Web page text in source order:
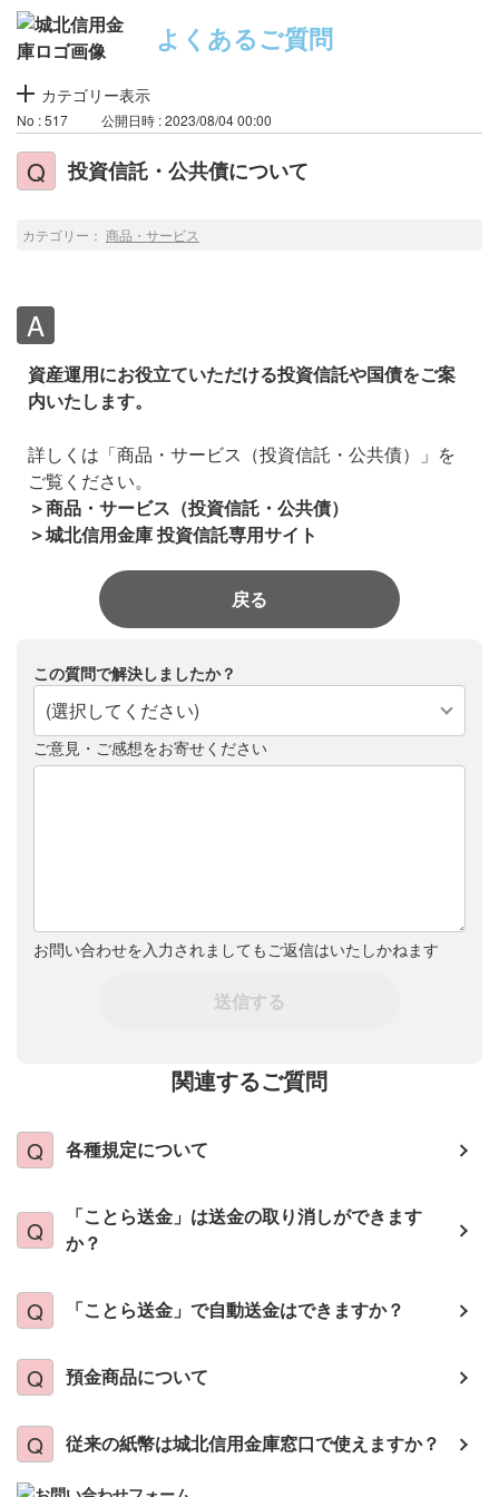
よくあるご質問
カテゴリー表示
No : 517 公開日時 : 2023/08/04 00:00
投資信託・公共債について
カテゴリー： 商品・サービス
資産運用にお役立ていただける投資信託や国債をご案
内いたします。
詳しくは「商品・サービス（投資信託・公共債）」を
ご覧ください。
＞商品・サービス（投資信託・公共債）
＞城北信用金庫 投資信託専用サイト
戻る
この質問で解決しましたか？
(選択してください)
ご意見・ご感想をお寄せください
お問い合わせを入力されましてもご返信はいたしかねます
送信する
関連するご質問
各種規定について
「ことら送金」は送金の取り消しができます
か？
「ことら送金」で自動送金はできますか？
預金商品について
従来の紙幣は城北信用金庫窓口で使えますか？